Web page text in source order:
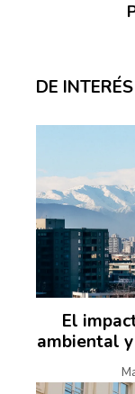
DE INTERÉS
El
ambiental